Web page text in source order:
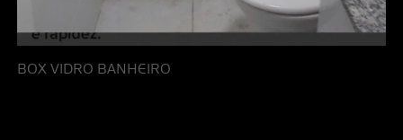
BOX VIDRO BANHEIRO